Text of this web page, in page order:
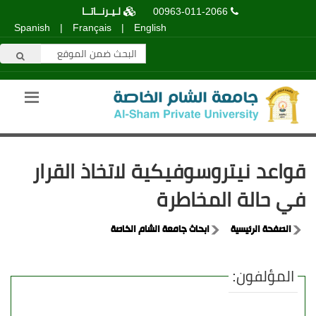
00963-011-2066
لـيـرنــاتــا
English
|
Français
|
Spanish
قواعد نيتروسوفيكية لاتخاذ القرار
في حالة المخاطرة
الصفحة الرئيسية ابحاث جامعة الشام الخاصة
المؤلفون: